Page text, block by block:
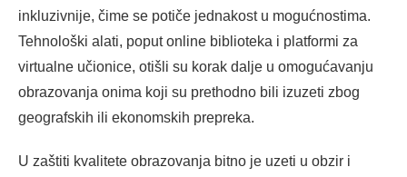
inkluzivnije, čime se potiče jednakost u mogućnostima.
Tehnološki alati, poput online biblioteka i platformi za
virtualne učionice, otišli su korak dalje u omogućavanju
obrazovanja onima koji su prethodno bili izuzeti zbog
geografskih ili ekonomskih prepreka.
U zaštiti kvalitete obrazovanja bitno je uzeti u obzir i